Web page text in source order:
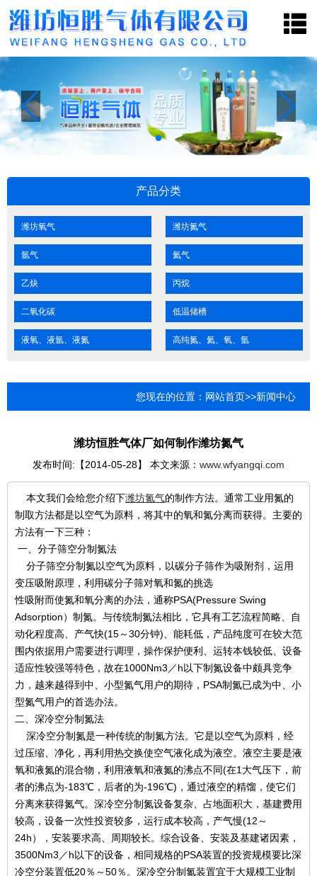
网
站
首
页
关
于
我
们
产
品
中
心
新
闻
中
心
联
系
我
们
产品分类
潍坊氧气 潍坊氮气
氩气 氦气
乙炔 丙烷
二氧化碳 低温储槽
液氧、液氩、液氮 高纯氮、氦、氧、氩
您现在的位置： 网站首页>>新闻中心
潍坊恒胜气体厂如何制作潍坊氮气
发布时间:【2014-05-28】 本文来源： www.wfyangqi.com
本文我们会给您介绍下潍坊氮气的制作方法。通常工业用氮的
制取方法都是以空气为原料，将其中的氧和氮分离而获得。主要的
方法有一下三种：
一、分子筛空分制氮法
分子筛空分制氮以空气为原料，以碳分子筛作为吸附剂，运用
变压吸附原理，利用碳分子筛对氧和氮的挑选
性吸附而使氮和氧分离的办法，通称PSA(Pressure Swing
Adsorption）制氮。与传统制氮法相比，它具有工艺流程简略、自
动化程度高、产气快(15～30分钟)、能耗低，产品纯度可在较大范
围内依据用户需要进行调理，操作保护便利、运转本钱较低、设备
适应性较强等特色，故在1000Nm3／h以下制氮设备中颇具竞争
力，越来越得到中、小型氮气用户的期待，PSA制氮已成为中、小
型氮气用户的首选办法。
二、深冷空分制氮法
深冷空分制氮是一种传统的制氮方法。它是以空气为原料，经
过压缩、净化，再利用热交换使空气液化成为液空。液空主要是液
氧和液氮的混合物，利用液氧和液氮的沸点不同(在1大气压下，前
者的沸点为-183℃，后者的为-196℃)，通过液空的精馏，使它们
分离来获得氮气。深冷空分制氮设备复杂、占地面积大，基建费用
较高，设备一次性投资较多，运行成本较高，产气慢(12～
24h），安装要求高、周期较长。综合设备、安装及基建诸因素，
3500Nm3／h以下的设备，相同规格的PSA装置的投资规模要比深
冷空分装置低20％～50％。深冷空分制氮装置宜于大规模工业制